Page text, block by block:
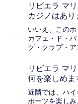
リビエラ マ
カジノはあり
いいえ、この
カフェ・ド・
グ・クラブ・ア
リビエラ マ
何を楽しめま
近隣では、ハ
ポーツを楽し